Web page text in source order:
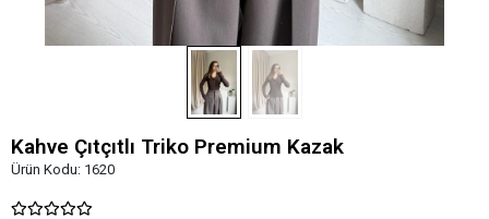
Kahve Çıtçıtlı Triko Premium Kazak
Ürün Kodu: 1620